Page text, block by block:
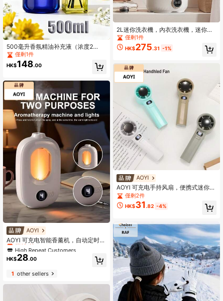
500毫升香氛精油补充液（浓度2
8%，远高于市面上大多数产品的4%-
6%），适用于香薰机、藤条香薰、无
焰香薰、酒店高级香氛藤条、衣物洗
僅剩1件
HK$148.00
AOYI
AOYI 可充电智能香薰机，自动定时香
薰机，适用于酒店、卧室、浴室、空
气清新剂和除臭剂
High Repeat Customers
僅剩2件
High Repeat Customers
僅剩2件
High Repeat Customers
僅剩2件
僅剩2件
HK$28.00
1other sellers
2L迷你洗衣機，內衣洗衣機，迷你內
衣與襪子二合一洗衣機，小型內衣洗
衣杯，適用於宿舍、公寓、露營、飯
店清洗內衣與襪子
僅剩1件
HK$275.31 -1%
AOYI
AOYI 可充电手持风扇，便携式迷你涡
轮风扇，120档风速，800mAh电
池，强劲风力，夏季必备个人降温神
器，适合旅行、海滩、工作、通勤、
僅剩2件
HK$31 .82 -4%